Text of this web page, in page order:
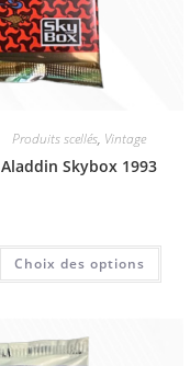
Produits scellés, Vintage
Aladdin Skybox 1993
Choix des options